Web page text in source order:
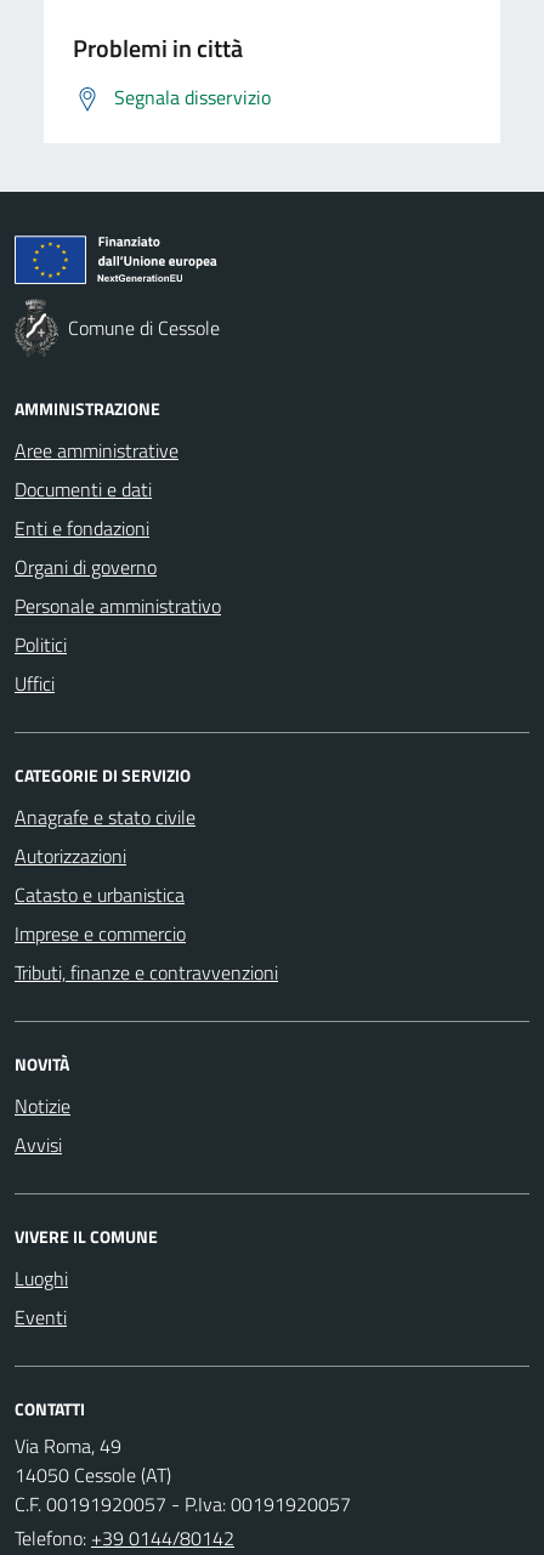
Problemi in città
Segnala disservizio
Comune di Cessole
AMMINISTRAZIONE
Aree amministrative
Documenti e dati
Enti e fondazioni
Organi di governo
Personale amministrativo
Politici
Uffici
CATEGORIE DI SERVIZIO
Anagrafe e stato civile
Autorizzazioni
Catasto e urbanistica
Imprese e commercio
Tributi, finanze e contravvenzioni
NOVITÀ
Notizie
Avvisi
VIVERE IL COMUNE
Luoghi
Eventi
CONTATTI
Via Roma, 49
14050 Cessole (AT)
C.F. 00191920057 - P.Iva: 00191920057
Telefono: +39 0144/80142